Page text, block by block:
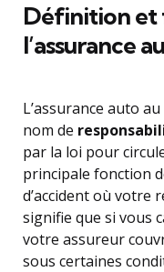
Définition
l’assurance
L’assurance auto
nom de
par la loi pour
principale fonction
d’accident où votre
signifie que si vous
votre assureur
sous certaines